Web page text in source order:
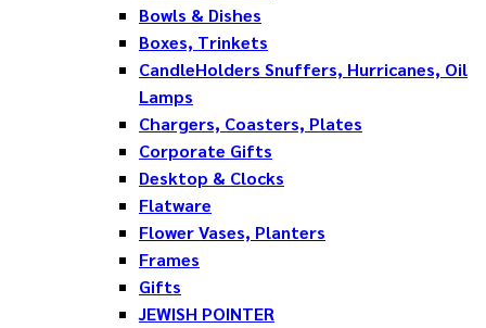
Bowls & Dishes
Boxes, Trinkets
CandleHolders Snuffers, Hurricanes, Oil
Lamps
Chargers, Coasters, Plates
Corporate Gifts
Desktop & Clocks
Flatware
Flower Vases, Planters
Frames
Gifts
JEWISH POINTER